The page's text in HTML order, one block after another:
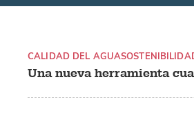
Una nueva herramienta
CALIDAD DEL AGUA